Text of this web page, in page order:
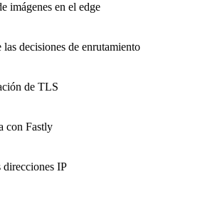
imágenes en el edge
decisiones de enrutamiento
de TLS
con Fastly
direcciones IP